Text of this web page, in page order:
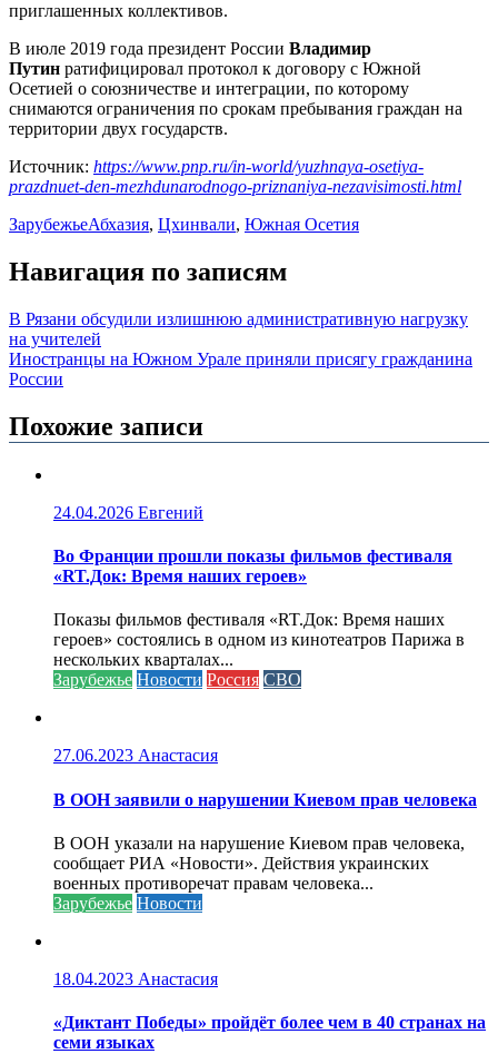
приглашенных коллективов.
В июле 2019 года президент России Владимир
Путин ратифицировал протокол к договору с Южной
Осетией о союзничестве и интеграции, по которому
снимаются ограничения по срокам пребывания граждан на
территории двух государств.
Источник: https://www.pnp.ru/in-world/yuzhnaya-osetiya-
prazdnuet-den-mezhdunarodnogo-priznaniya-nezavisimosti.html
ЗарубежьеАбхазия, Цхинвали, Южная Осетия
Навигация по записям
В Рязани обсудили излишнюю административную нагрузку
на учителей
Иностранцы на Южном Урале приняли присягу гражданина
России
Похожие записи
24.04.2026 Евгений
Во Франции прошли показы фильмов фестиваля
«RT.Док: Время наших героев»
Показы фильмов фестиваля «RT.Док: Время наших
героев» состоялись в одном из кинотеатров Парижа в
нескольких кварталах...
Зарубежье Новости Россия СВО
27.06.2023 Анастасия
В ООН заявили о нарушении Киевом прав человека
В ООН указали на нарушение Киевом прав человека,
сообщает РИА «Новости». Действия украинских
военных противоречат правам человека...
Зарубежье Новости
18.04.2023 Анастасия
«Диктант Победы» пройдёт более чем в 40 странах на
семи языках